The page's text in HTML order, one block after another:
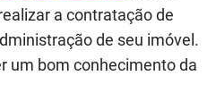
a contratação de
de seu imóvel.
um bom conhecimento da